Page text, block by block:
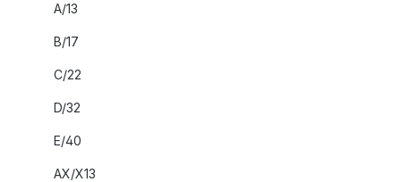
A/13
B/17
C/22
D/32
E/40
AX/X13